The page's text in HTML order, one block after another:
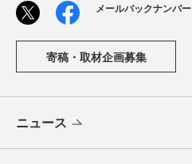
メールバックナンバー
寄稿・取材企画募集
ニュース